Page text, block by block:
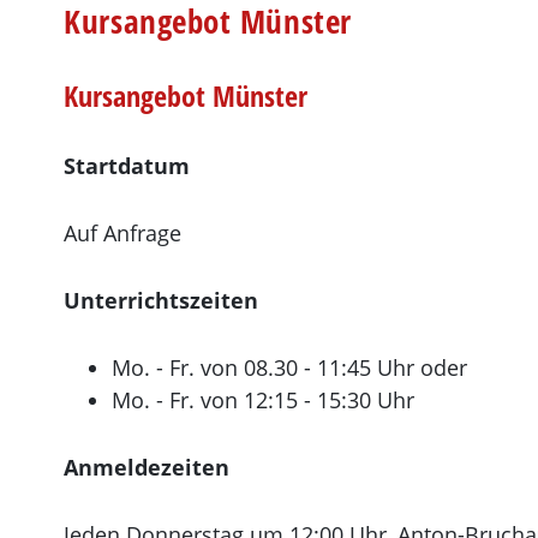
Kursangebot Münster
Kursangebot Münster
Startdatum
Auf Anfrage
Unterrichtszeiten
Mo. - Fr. von 08.30 - 11:45 Uhr oder
Mo. - Fr. von 12:15 - 15:30 Uhr
Anmeldezeiten